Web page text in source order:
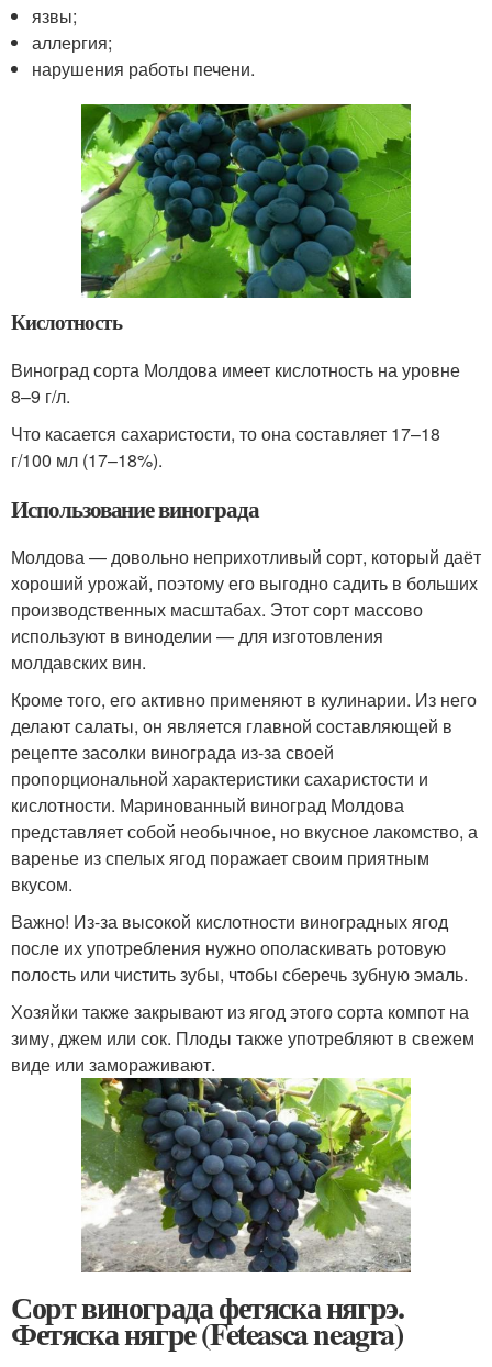
язвы;
аллергия;
нарушения работы печени.
Кислотность
Виноград сорта Молдова имеет кислотность на уровне
8–9 г/л.
Что касается сахаристости, то она составляет 17–18
г/100 мл (17–18%).
Использование винограда
Молдова — довольно неприхотливый сорт, который даёт
хороший урожай, поэтому его выгодно садить в больших
производственных масштабах. Этот сорт массово
используют в виноделии — для изготовления
молдавских вин.
Кроме того, его активно применяют в кулинарии. Из него
делают салаты, он является главной составляющей в
рецепте засолки винограда из-за своей
пропорциональной характеристики сахаристости и
кислотности. Маринованный виноград Молдова
представляет собой необычное, но вкусное лакомство, а
варенье из спелых ягод поражает своим приятным
вкусом.
Важно! Из-за высокой кислотности виноградных ягод
после их употребления нужно ополаскивать ротовую
полость или чистить зубы, чтобы сберечь зубную эмаль.
Хозяйки также закрывают из ягод этого сорта компот на
зиму, джем или сок. Плоды также употребляют в свежем
виде или замораживают.
Сорт винограда фетяска нягрэ.
Фетяска нягре (Feteasca neagra)